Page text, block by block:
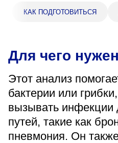
«Парус»
Понедельник — четверг
перерыв 12:00–12:30
Пятница
08:00–15:45
перерыв 12:00–12:30
Администратор
+7 (4742) 72-73-31
КАК ПОДГОТОВИТЬСЯ
Для чего
Этот анализ
бактерии или
вызывать инфекции
путей, такие как
пневмония. Он